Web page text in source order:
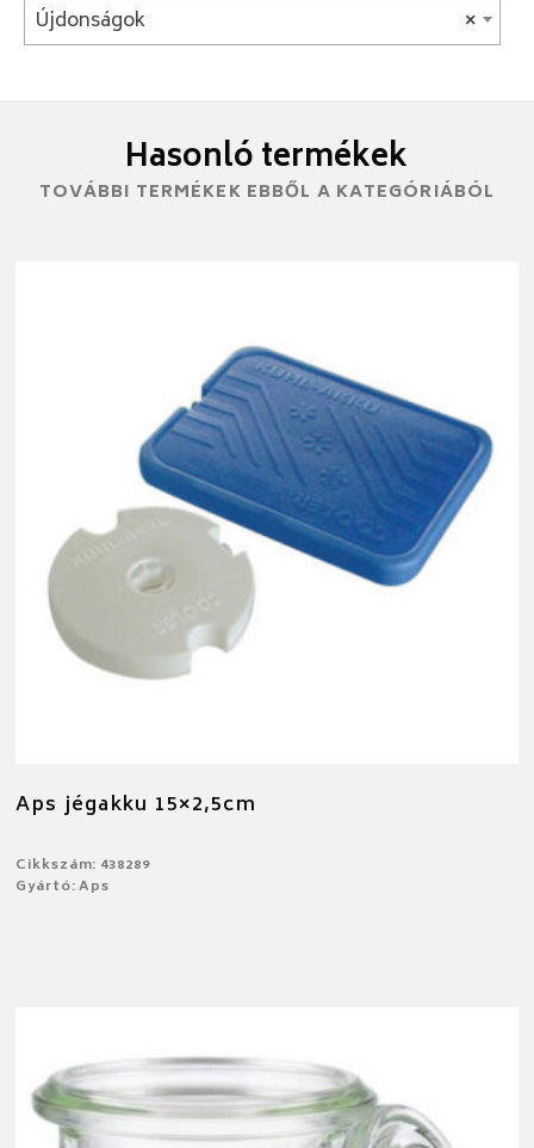
×
Újdonságok
Hasonló termékek
TOVÁBBI TERMÉKEK EBBŐL A KATEGÓRIÁBÓL
Aps jégakku 15×2,5cm
Cikkszám: 438289
Gyártó: Aps